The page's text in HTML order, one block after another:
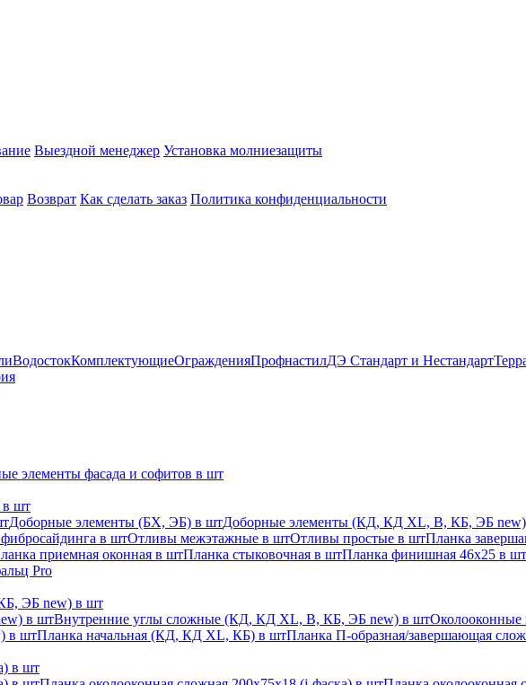
Выездной менеджер Установка молниезащиты
Возврат Как сделать заказ Политика конфиденциальности
ВодостокКомплектующиеОгражденияПрофнастилДЭ Стандарт и Нестандарт
элементы фасада и софитов в шт
шт
Доборные элементы (БХ, ЭБ) в штДоборные элементы (КД, КД XL, В, КБ, ЭБ
в штОтливы межэтажные в штОтливы простые в штПланка
приемная оконная в штПланка стыковочная в штПланка финишная 46х25 в шт
Pro
ЭБ new) в шт
в штВнутренние углы сложные (КД, КД XL, В, КБ, ЭБ new) в шт
в штПланка начальная (КД, КД XL, КБ) в штПланка П-образная/завершающая
в шт